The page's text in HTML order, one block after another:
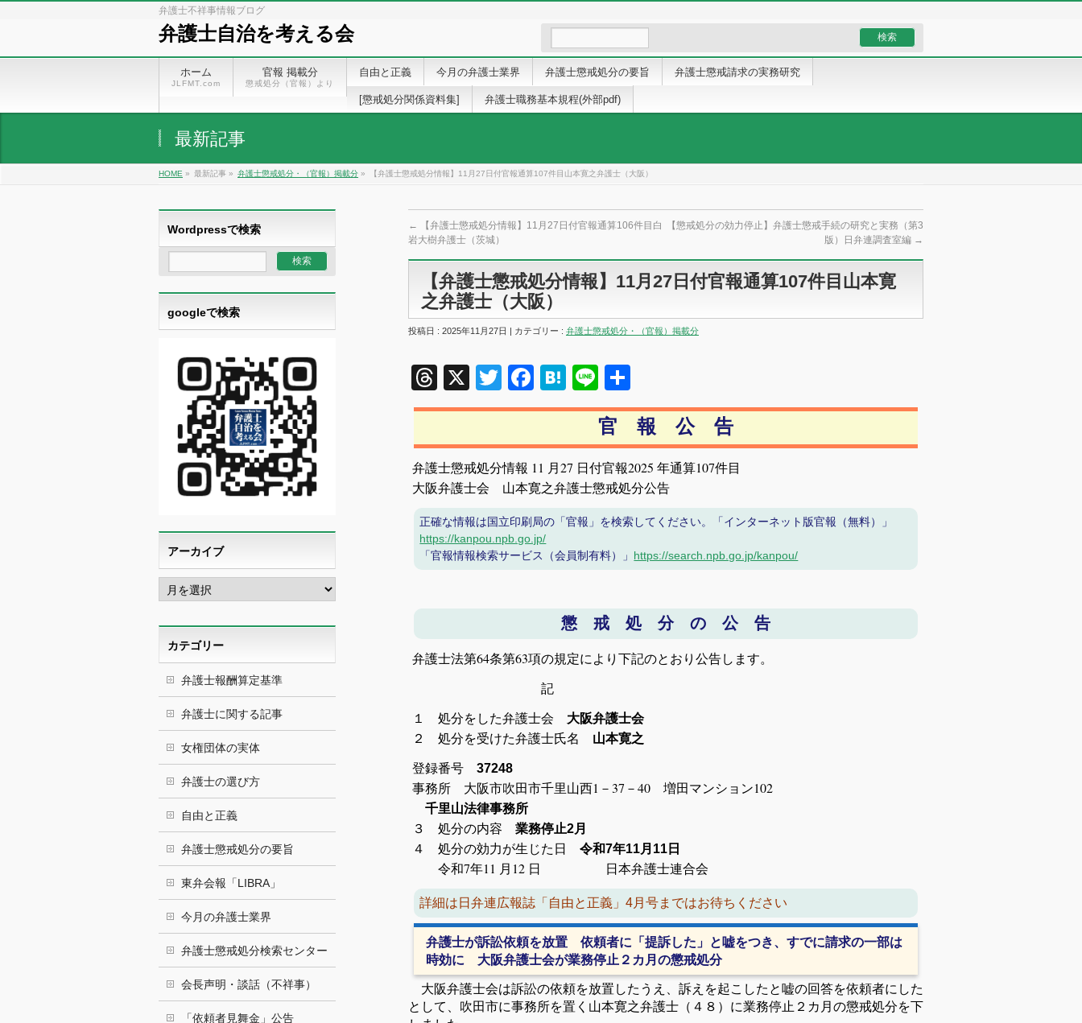
弁護士不祥事情報ブログ
弁護士自治を考える会
ホーム
JLFMT.com
官報 掲載分
懲戒処分（官報）より
自由と正義 今月の弁護士業界 弁護士懲戒処分の要旨 弁護士懲戒請求の実務研究
[懲戒処分関係資料集] 弁護士職務基本規程(外部pdf)
最新記事
HOME » 最新記事 » 弁護士懲戒処分・（官報）掲載分 » 【弁護士懲戒処分情報】11月27日付官報通算107件目山本寛之弁護士（大阪）
←
【弁護士懲戒処分情報】11月27日付官報通算106件目白
岩大樹弁護士（茨城）
【懲戒処分の効力停止】弁護士懲戒手続の研究と実務（第3
版）日弁連調査室編 →
【弁護士懲戒処分情報】11月27日付官報通算107件目山本寛
之弁護士（大阪）
投稿日 : 2025年11月27日 | カテゴリー : 弁護士懲戒処分・（官報）掲載分
Threads
X TwitterFacebook
Hatena
Line
有
官 報 公 告
弁護士懲戒処分情報 11 月27 日付官報2025 年通算107件目
大阪弁護士会 山本寛之弁護士懲戒処分公告
正確な情報は国立印刷局の「官報」を検索してください。「インターネット版官報（無料）」
https://kanpou.npb.go.jp/
「官報情報検索サービス（会員制有料）」 https://search.npb.go.jp/kanpou/
懲 戒 処 分 の 公 告
弁護士法第64条第63項の規定により下記のとおり公告します。
記
１ 処分をした弁護士会
大阪弁護士会
２ 処分を受けた弁護士氏名 山本寛之
登録番号 37248
事務所 大阪市吹田市千里山西1－37－40 増田マンション102
千里山法律事務所
３ 処分の内容 業務停止2月
４ 処分の効力が生じた日 令和7年11月11日
令和7年11 月12 日 日本弁護士連合会
詳細は日弁連広報誌「自由と正義」4月号まではお待ちください
弁護士が訴訟依頼を放置 依頼者に「提訴した」と嘘をつき、すでに請求の一部は
時効に 大阪弁護士会が業務停止２カ月の懲戒処分
大阪弁護士会は訴訟の依頼を放置したうえ、訴えを起こしたと嘘の回答を依頼者にした
として、吹田市に事務所を置く山本寛之弁護士（４８）に業務停止２カ月の懲戒処分を下
Wordpressで検索
googleで検索
アーカイブ
ア
ー
イ
ブカテゴリー
弁護士報酬算定基準
弁護士に関する記事
女権団体の実体
弁護士の選び方
自由と正義
弁護士懲戒処分の要旨
東弁会報「LIBRA」
今月の弁護士業界
弁護士懲戒処分検索センター
会長声明・談話（不祥事）
「依頼者見舞金」公告